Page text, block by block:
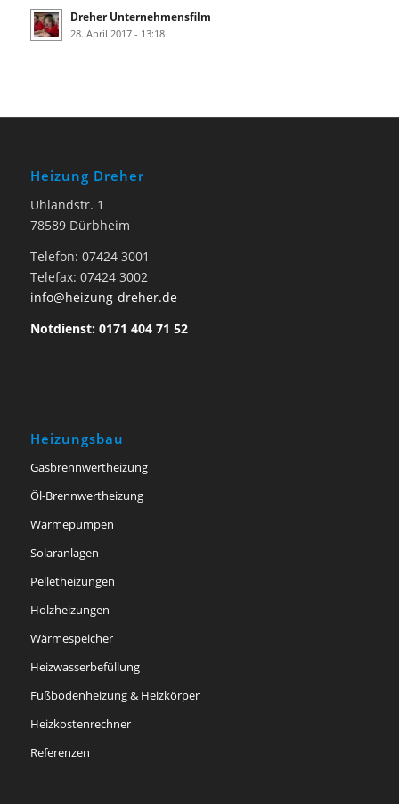
Dreher Unternehmensfilm
28. April 2017 - 13:18
Heizung Dreher
Uhlandstr. 1
78589 Dürbheim
Telefon: 07424 3001
Telefax: 07424 3002
info@heizung-dreher.de
Notdienst: 0171 404 71 52
Heizungsbau
Gasbrennwertheizung
Öl-Brennwertheizung
Wärmepumpen
Solaranlagen
Pelletheizungen
Holzheizungen
Wärmespeicher
Heizwasserbefüllung
Fußbodenheizung & Heizkörper
Heizkostenrechner
Referenzen